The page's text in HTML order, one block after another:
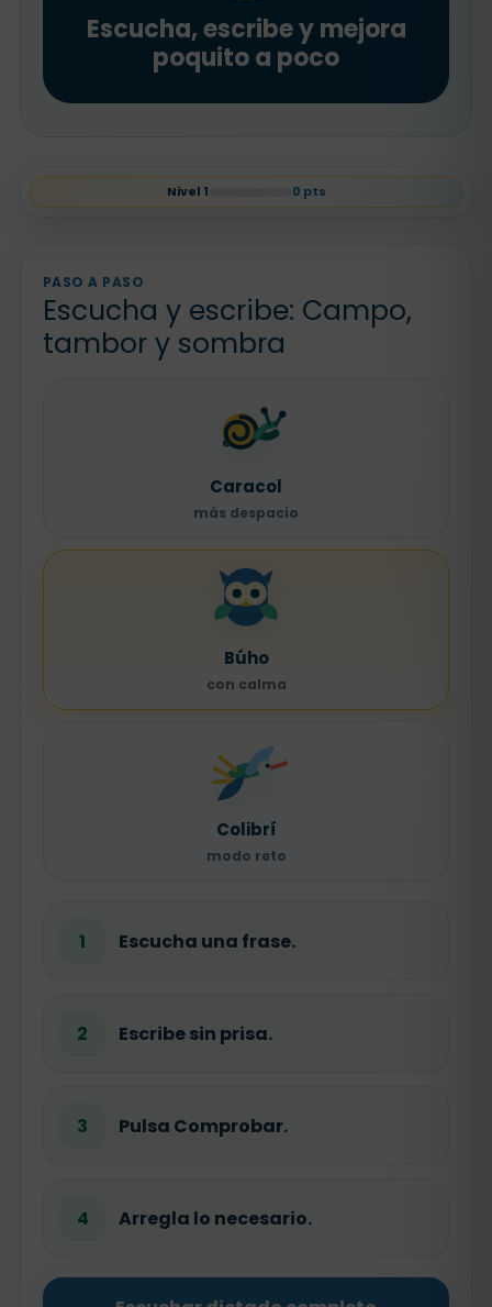
Escucha, escribe y mejora
poquito a poco
Nivel 1 0 pts
PASO A PASO
Escucha y escribe: Campo,
tambor y sombra
Caracol
más despacio
Búho
con calma
Colibrí
modo reto
1 Escucha una frase.
2 Escribe sin prisa.
3 Pulsa Comprobar.
4 Arregla lo necesario.